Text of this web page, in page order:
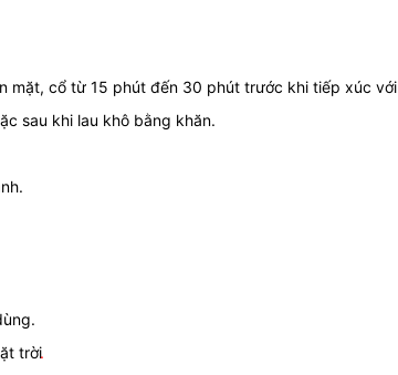
mặt, cổ từ 15 phút đến 30 phút trước khi tiếp xúc
sau khi lau khô bằng khăn.
trời.